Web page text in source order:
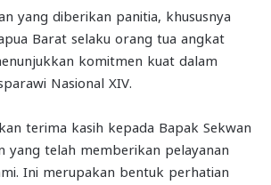
yang diberikan panitia, khususnya
Barat selaku orang tua angkat
komitmen kuat dalam
Nasional XIV.
terima kasih kepada Bapak Sekwan
yang telah memberikan pelayanan
Ini merupakan bentuk perhatian